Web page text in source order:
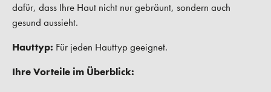
dafür, dass Ihre Haut nicht nur gebräunt, sondern auch
gesund aussieht.
Hauttyp: Für jeden Hauttyp geeignet.
Ihre Vorteile im Überblick: